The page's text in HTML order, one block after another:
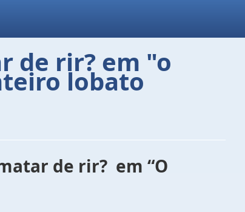
de rir? em "o
lobato
de rir? em “O